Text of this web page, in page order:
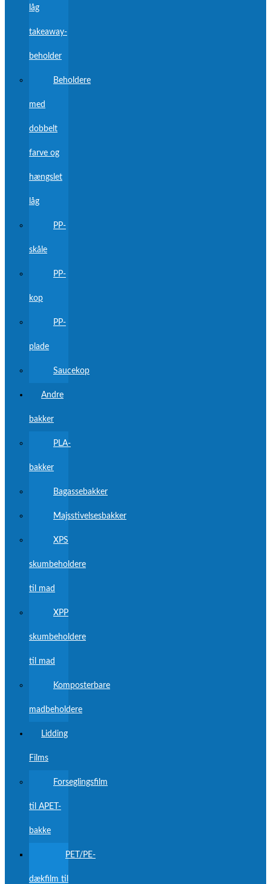
låg
takeaway-
beholder
Beholdere
med
dobbelt
farve og
hængslet
låg
PP-
skåle
PP-
kop
PP-
plade
Saucekop
Andre
bakker
PLA-
bakker
Bagassebakker
Majsstivelsesbakker
XPS
skumbeholdere
til mad
XPP
skumbeholdere
til mad
Komposterbare
madbeholdere
Lidding
Films
Forseglingsfilm
til APET-
bakke
PET/PE-
dækfilm til